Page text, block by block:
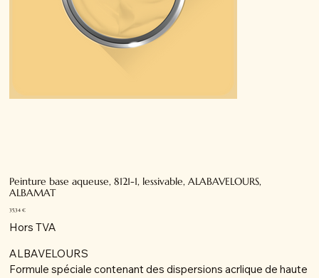
Peinture base aqueuse, 8121-1, lessivable, ALABAVELOURS,
ALBAMAT
Prix
35,34 €
Hors TVA
ALBAVELOURS
Formule spéciale contenant des dispersions acrlique de haute